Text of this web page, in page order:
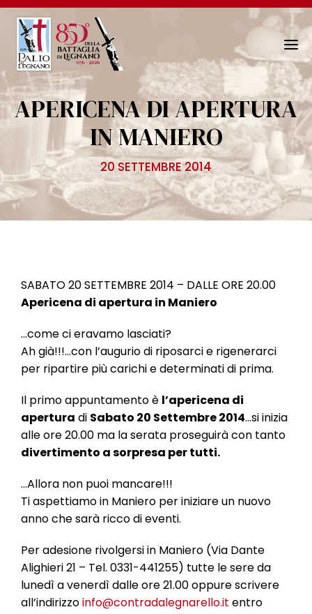
N
a
v
i
g
a
z
o
APERICENA DI APERTURA
IN MANIERO
20 SETTEMBRE 2014
SABATO 20 SETTEMBRE 2014 – DALLE ORE 20.00
Apericena di apertura in Maniero
…come ci eravamo lasciati?
Ah già!!!…con l’augurio di riposarci e rigenerarci
per ripartire più carichi e determinati di prima.
Il primo appuntamento è l’apericena di
apertura di Sabato 20 Settembre 2014…si inizia
alle ore 20.00 ma la serata proseguirà con tanto
divertimento a sorpresa per tutti.
…Allora non puoi mancare!!!
Ti aspettiamo in Maniero per iniziare un nuovo
anno che sarà ricco di eventi.
Per adesione rivolgersi in Maniero (Via Dante
Alighieri 21 – Tel. 0331-441255) tutte le sere da
lunedì a venerdì dalle ore 21.00 oppure scrivere
all’indirizzoinfo@contradalegnarello.it entro